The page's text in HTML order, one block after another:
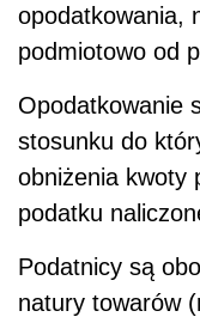
opodatkowania,
podmiotowo od
Opodatkowanie
stosunku do
obniżenia kwoty
podatku
Podatnicy są
natury towarów